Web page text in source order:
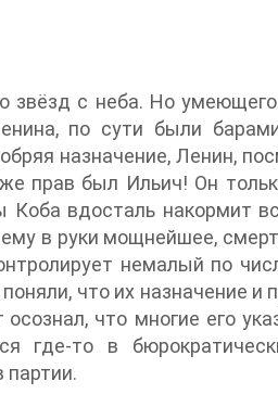
звёзд с неба. Но
по сути были
назначение, Ленин,
прав был Ильич! Он
вдосталь накормит
в руки мощнейшее,
немалый по
что их назначение и
что многие его
где-то в
партии.